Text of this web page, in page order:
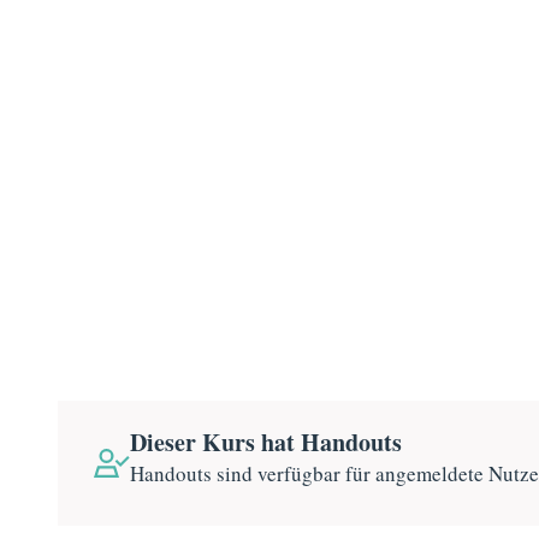
Dieser Kurs hat Handouts
Handouts sind verfügbar für angemeldete